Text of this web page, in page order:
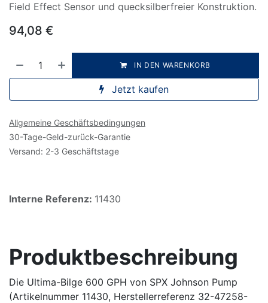
Field Effect Sensor und quecksilberfreier Konstruktion.
94,08 €
IN DEN WARENKORB
Jetzt kaufen
Allgemeine Geschäftsbedingungen
30-Tage-Geld-zurück-Garantie
Versand: 2-3 Geschäftstage
Interne Referenz: 11430
Produktbeschreibung
Die Ultima-Bilge 600 GPH von SPX Johnson Pump
(Artikelnummer 11430, Herstellerreferenz 32-47258-